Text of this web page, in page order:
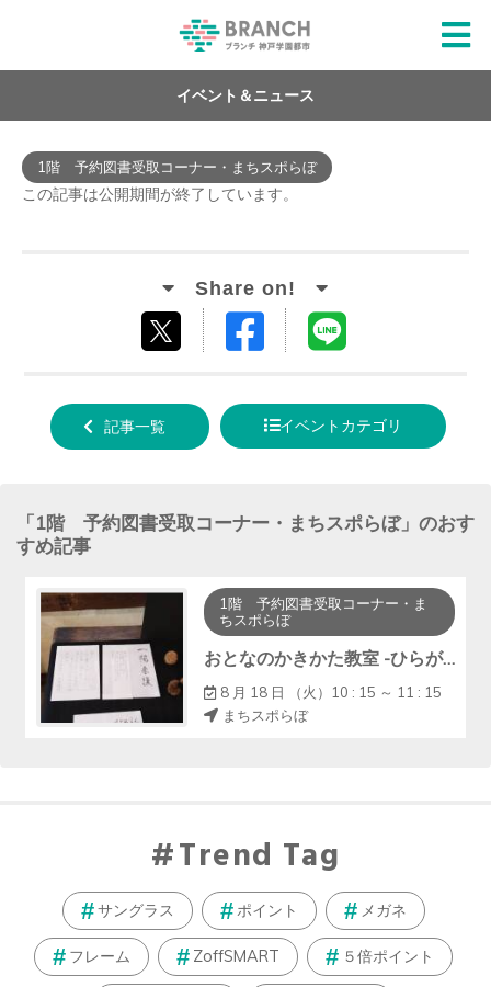
イベント＆ニュース
1階 予約図書受取コーナー・まちスポらぼ
この記事は公開期間が終了しています。
する
Facebook
る
記事一覧 イベントカテゴリ
「1階 予約図書受取コーナー・まちスポらぼ」のおす
すめ記事
1階 予約図書受取コーナー・ま
ちスポらぼ
おとなのかきかた教室 -ひらがなから始めてみませんか-
8 月 18 日 （火）10 : 15 ～ 11 : 15
まちスポらぼ
Trend Tag
サングラス ポイント メガネ
フレーム ZoffSMART ５倍ポイント